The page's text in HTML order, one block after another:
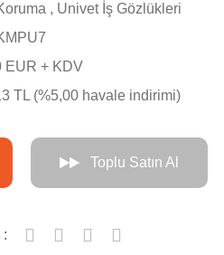
, Univet İş Gözlükleri
EUR + KDV
TL (%5,00 havale indirimi)
Toplu Satın Al
: